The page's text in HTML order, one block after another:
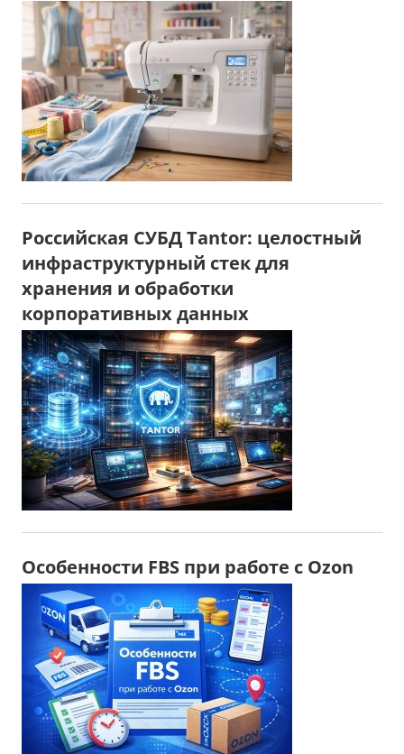
Российская СУБД Tantor: целостный
инфраструктурный стек для
хранения и обработки
корпоративных данных
Особенности FBS при работе с Ozon